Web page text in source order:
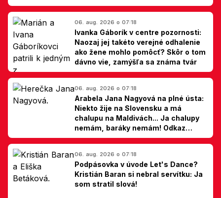
06. aug. 2026 o 07:18
Ivanka Gáborík v centre pozornosti:
Naozaj jej takéto verejné odhalenie
ako žene mohlo pomôcť? Skôr o tom
dávno vie, zamýšľa sa známa tvár
06. aug. 2026 o 07:18
Arabela Jana Nagyová na plné ústa:
Niekto žije na Slovensku a má
chalupu na Maldivách... Ja chalupy
nemám, baráky nemám! Odkaz
Slovákom
06. aug. 2026 o 07:18
Podpásovka v úvode Let's Dance?
Kristián Baran si nebral servítku: Ja
som stratil slová!